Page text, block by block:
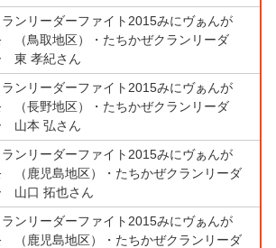
ランリーダーファイト2015みにヴぁんが
（鳥取地区）・たちかぜクランリーダ
東 孝紀さん
ランリーダーファイト2015みにヴぁんが
（長野地区）・たちかぜクランリーダ
山本 弘さん
ランリーダーファイト2015みにヴぁんが
（鹿児島地区）・たちかぜクランリーダ
山口 拓也さん
ランリーダーファイト2015みにヴぁんが
（鹿児島地区）・たちかぜクランリーダ